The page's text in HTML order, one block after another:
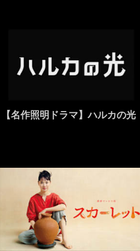
【名作照明ドラマ】ハルカの光